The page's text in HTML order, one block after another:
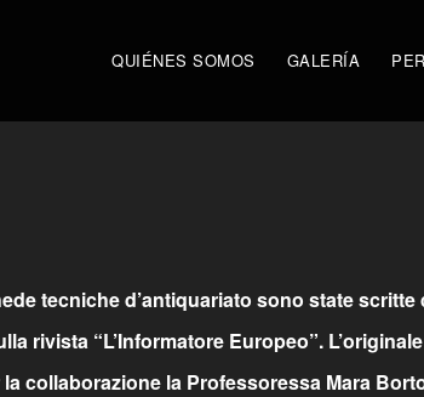
QUIÉNES SOMOS GALERÍA
tecniche d’antiquariato sono state
rivista “L’Informatore Europeo”.
collaborazione la Professoressa Mara